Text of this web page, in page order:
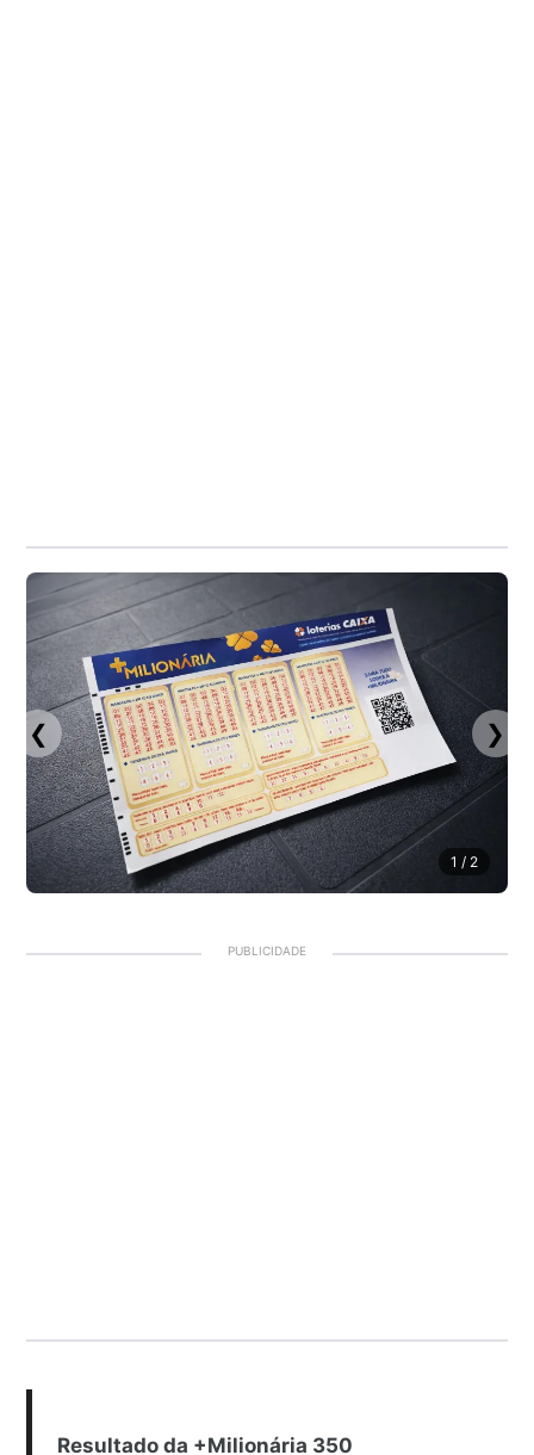
❮ ❯
1 / 2
PUBLICIDADE
Resultado da +Milionária 350